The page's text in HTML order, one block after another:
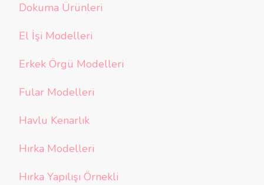
Dokuma Ürünleri
El İşi Modelleri
Erkek Örgü Modelleri
Fular Modelleri
Havlu Kenarlık
Hırka Modelleri
Hırka Yapılışı Örnekli